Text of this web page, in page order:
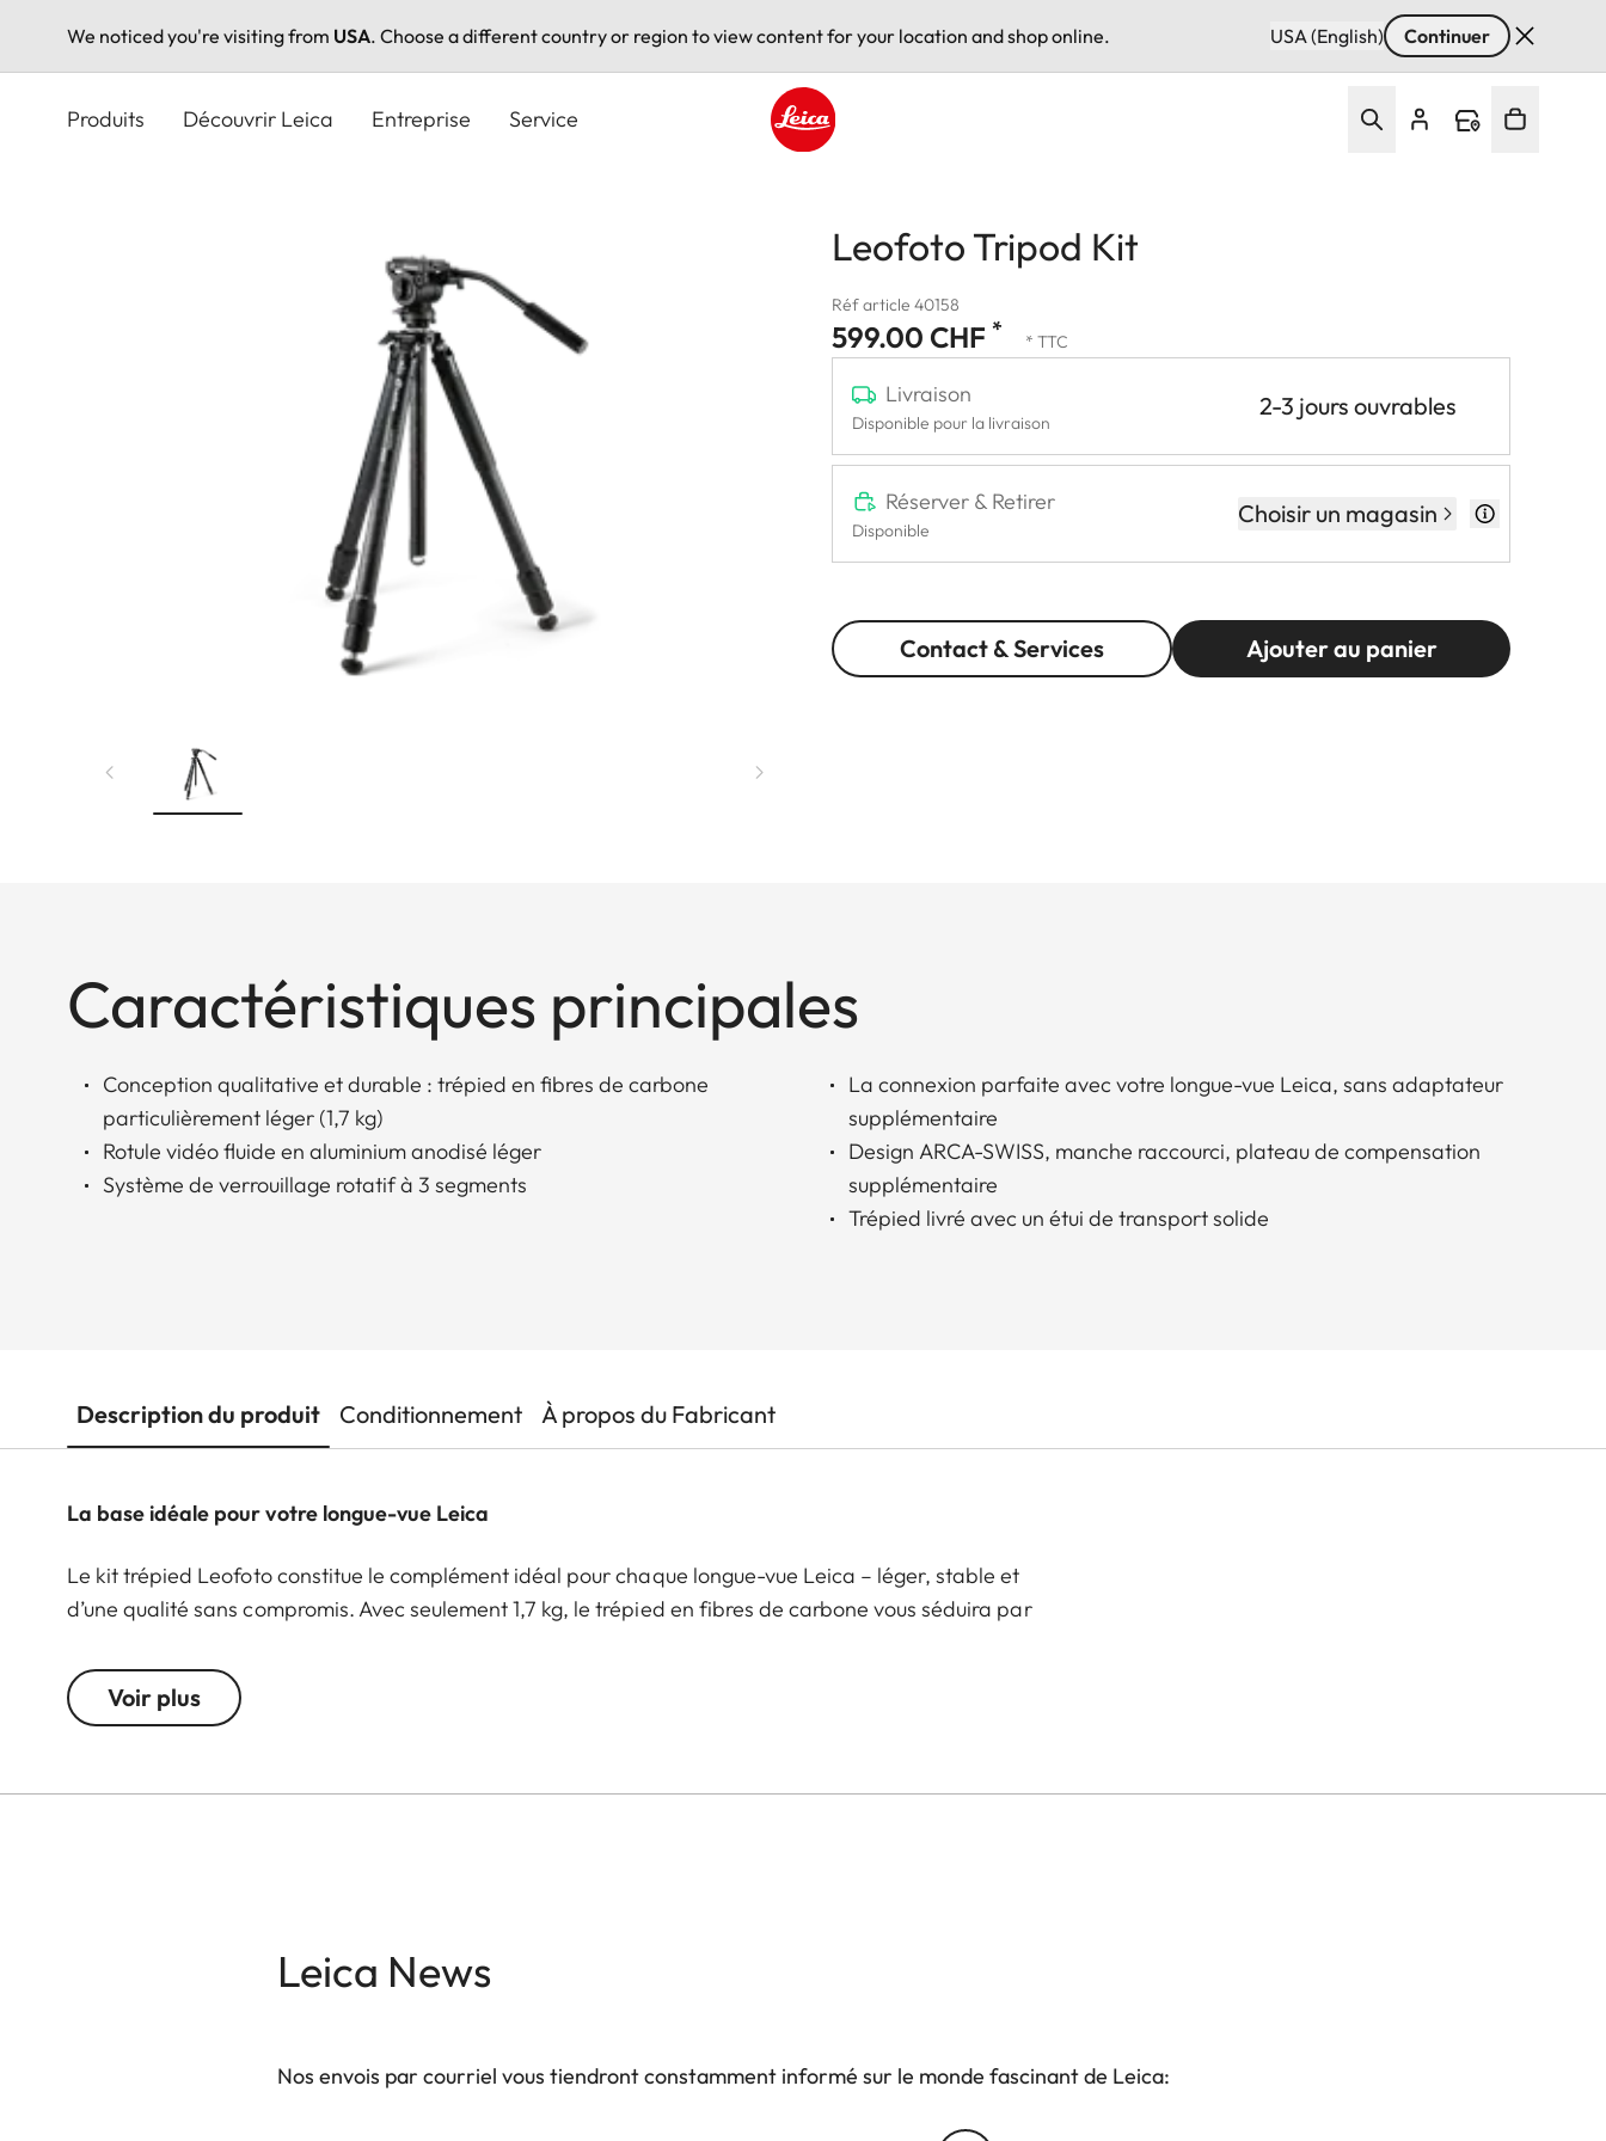
We noticed you're visiting from USA. Choose a different country or region to view content for your location and shop online. USA (English) Continuer
Produits Découvrir Leica Entreprise Service
Leofoto Tripod Kit
Réf article 40158
599.00 CHF * * TTC
Livraison
Disponible pour la livraison
2-3 jours ouvrables
Réserver & Retirer
Disponible
Choisir un magasin
Contact & Services Ajouter au panier
Caractéristiques principales
Conception qualitative et durable : trépied en fibres de carbone
particulièrement léger (1,7 kg)
Rotule vidéo fluide en aluminium anodisé léger
Système de verrouillage rotatif à 3 segments
La connexion parfaite avec votre longue-vue Leica, sans adaptateur
supplémentaire
Design ARCA-SWISS, manche raccourci, plateau de compensation
supplémentaire
Trépied livré avec un étui de transport solide
Description du produit Conditionnement À propos du Fabricant
La base idéale pour votre longue-vue Leica
Le kit trépied Leofoto constitue le complément idéal pour chaque longue-vue Leica – léger, stable et
d’une qualité sans compromis. Avec seulement 1,7 kg, le trépied en fibres de carbone vous séduira par
aluminium anodisé, est garante de mouvements précis et doux, ainsi que d’une stabilité maximale. Le
système de verrouillage des 3 segments par rotation particulièrement intuitif facilite le montage et le
Voir plus
Leica News
Nos envois par courriel vous tiendront constamment informé sur le monde fascinant de Leica: